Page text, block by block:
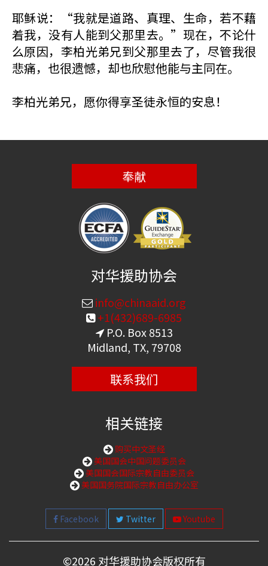
耶稣说：“我就是道路、真理、生命，若不藉
着我，没有人能到父那里去。”现在，不论什
么原因，李柏光弟兄到父那里去了，尽管我很
悲痛，也很遗憾，却也欣慰他能与主同在。
李柏光弟兄，愿你得享圣徒永恒的安息！
奉献
对华援助协会
info@chinaaid.org
+1(432)689-6985
P.O. Box 8513
Midland, TX, 79708
联系我们
相关链接
购买中文圣经
美国国会中国问题委员会
美国国会国际宗教自由委员会
美国国务院国际宗教自由办公室
Facebook Twitter Youtube
©2026 对华援助协会版权所有